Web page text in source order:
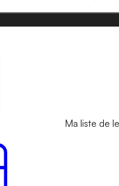
Ma liste de